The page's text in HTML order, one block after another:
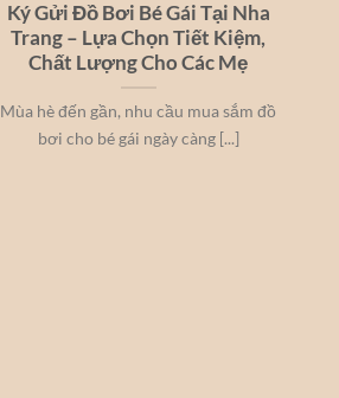
Ký Gửi Đồ Bơi Bé Gái Tại Nha
Trang – Lựa Chọn Tiết Kiệm,
Chất Lượng Cho Các Mẹ
Mùa hè đến gần, nhu cầu mua sắm đồ
bơi cho bé gái ngày càng [...]